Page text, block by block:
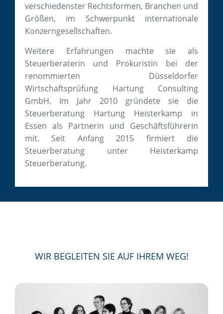
verschiedenster Rechtsformen, Branchen und
Größen, im Schwerpunkt internationale
Konzerngesellschaften.
Weitere Erfahrungen machte sie als
Steuerberaterin und Prokuristin bei der
renommierten Düsseldorfer
Wirtschaftsprüfung Hartung Consulting
GmbH. Im Jahr 2010 gründete sie die
Steuerberatung Hartung Heisterkamp in
Essen als Partnerin und Geschäftsführerin
mit. Seit Anfang 2015 firmiert die
Steuerberatung unter Heisterkamp
Steuerberatung.
WIR BEGLEITEN SIE AUF IHREM WEG!